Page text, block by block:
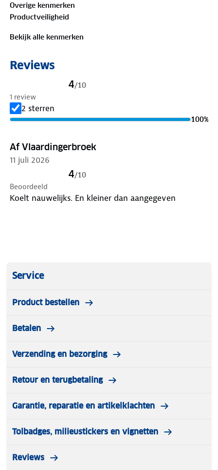
Overige kenmerken
Productveiligheid
Bekijk alle kenmerken
Reviews
4/10
1 review
2 sterren
100%
Af Vlaardingerbroek
11 juli 2026
4/10
Beoordeeld
Koelt nauwelijks. En kleiner dan aangegeven
Service
Product bestellen
Betalen
Verzending en bezorging
Retour en terugbetaling
Garantie, reparatie en artikelklachten
Tolbadges, milieustickers en vignetten
Reviews